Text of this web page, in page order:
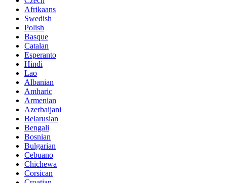
Afrikaans
Swedish
Polish
Basque
Catalan
Esperanto
Hindi
Lao
Albanian
Amharic
Armenian
Azerbaijani
Belarusian
Bengali
Bosnian
Bulgarian
Cebuano
Chichewa
Corsican